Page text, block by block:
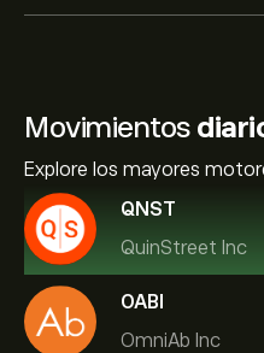
Movimientos
Explore los mayores
QNST
QuinStreet Inc
OABI
OmniAb Inc